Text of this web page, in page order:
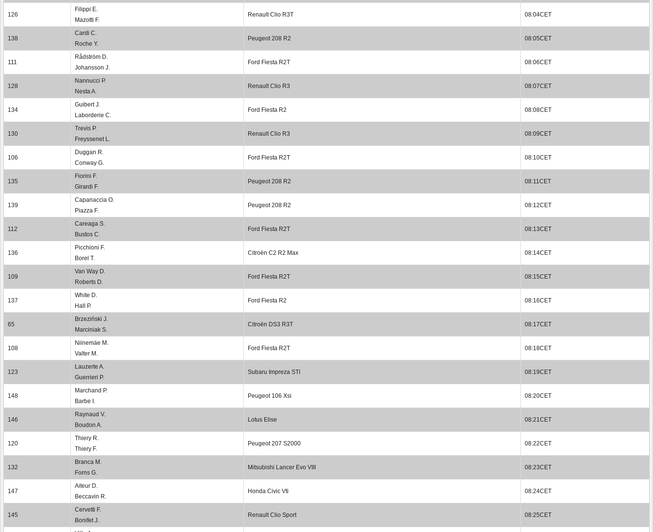
126
Filippi E.
Mazotti F.
Renault Clio R3T 08:04CET
138
Cardi C.
Roche Y.
Peugeot 208 R2 08:05CET
111
Rådström D.
Johansson J.
Ford Fiesta R2T 08:06CET
128
Nannucci P.
Nesta A.
Renault Clio R3 08:07CET
134
Guibert J.
Laborderie C.
Ford Fiesta R2 08:08CET
130
Trevis P.
Freyssenet L.
Renault Clio R3 08:09CET
106
Duggan R.
Conway G.
Ford Fiesta R2T 08:10CET
135
Fiorini F.
Girardi F.
Peugeot 208 R2 08:11CET
139
Capanaccia O.
Piazza F.
Peugeot 208 R2 08:12CET
112
Careaga S.
Bustos C.
Ford Fiesta R2T 08:13CET
136
Picchioni F.
Borel T.
Citroën C2 R2 Max 08:14CET
109
Van Way D.
Roberts D.
Ford Fiesta R2T 08:15CET
137
White D.
Hall P.
Ford Fiesta R2 08:16CET
65
Brzeziński J.
Marciniak S.
Citroën DS3 R3T 08:17CET
108
Niinemäe M.
Valter M.
Ford Fiesta R2T 08:18CET
123
Lauzerte A.
Guerrieri P.
Subaru Impreza STI 08:19CET
148
Marchand P.
Barbe I.
Peugeot 106 Xsi 08:20CET
146
Raynaud V.
Boudon A.
Lotus Elise 08:21CET
120
Thiery R.
Thiery F.
Peugeot 207 S2000 08:22CET
132
Branca M.
Forns G.
Mitsubishi Lancer Evo VIII 08:23CET
147
Aiteur D.
Beccavin R.
Honda Civic Vti 08:24CET
145
Cervetti F.
Bonifet J.
Renault Clio Sport 08:25CET